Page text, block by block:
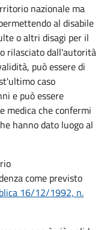
nazionale ma
al disabile
o altri disagi per il
rilasciato dall'autorità
può essere di
caso
e può essere
medica che confermi
hanno dato luogo al
come previsto
16/12/1992, n.